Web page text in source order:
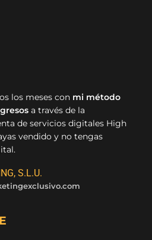
los meses con mi método
a través de la
de servicios digitales High
vendido y no tengas
S.L.U.